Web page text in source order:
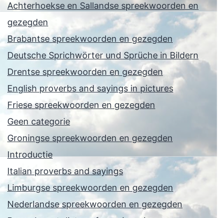
Achterhoekse en Sallandse spreekwoorden en
gezegden
Brabantse spreekwoorden en gezegden
Deutsche Sprichwörter und Sprüche in Bildern
Drentse spreekwoorden en gezegden
English proverbs and sayings in pictures
Friese spreekwoorden en gezegden
Geen categorie
Groningse spreekwoorden en gezegden
Introductie
Italian proverbs and sayings
Limburgse spreekwoorden en gezegden
Nederlandse spreekwoorden en gezegden